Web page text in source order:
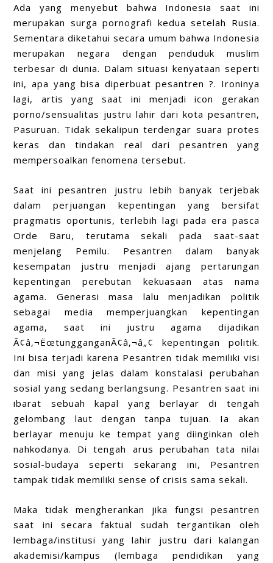
Ada yang menyebut bahwa Indonesia saat ini
merupakan surga pornografi kedua setelah Rusia.
Sementara diketahui secara umum bahwa Indonesia
merupakan negara dengan penduduk muslim
terbesar di dunia. Dalam situasi kenyataan seperti
ini, apa yang bisa diperbuat pesantren ?. Ironinya
lagi, artis yang saat ini menjadi icon gerakan
porno/sensualitas justru lahir dari kota pesantren,
Pasuruan. Tidak sekalipun terdengar suara protes
keras dan tindakan real dari pesantren yang
mempersoalkan fenomena tersebut.
Saat ini pesantren justru lebih banyak terjebak
dalam perjuangan kepentingan yang bersifat
pragmatis oportunis, terlebih lagi pada era pasca
Orde Baru, terutama sekali pada saat-saat
menjelang Pemilu. Pesantren dalam banyak
kesempatan justru menjadi ajang pertarungan
kepentingan perebutan kekuasaan atas nama
agama. Generasi masa lalu menjadikan politik
sebagai media memperjuangkan kepentingan
agama, saat ini justru agama dijadikan
Ã¢â‚¬ËœtungganganÃ¢â‚¬â„¢ kepentingan politik.
Ini bisa terjadi karena Pesantren tidak memiliki visi
dan misi yang jelas dalam konstalasi perubahan
sosial yang sedang berlangsung. Pesantren saat ini
ibarat sebuah kapal yang berlayar di tengah
gelombang laut dengan tanpa tujuan. Ia akan
berlayar menuju ke tempat yang diinginkan oleh
nahkodanya. Di tengah arus perubahan tata nilai
sosial-budaya seperti sekarang ini, Pesantren
tampak tidak memiliki sense of crisis sama sekali.
Maka tidak mengherankan jika fungsi pesantren
saat ini secara faktual sudah tergantikan oleh
lembaga/institusi yang lahir justru dari kalangan
akademisi/kampus (lembaga pendidikan yang